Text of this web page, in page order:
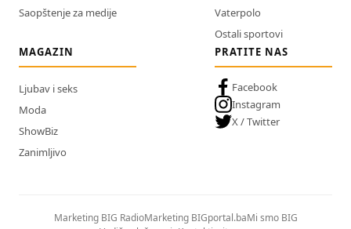
Saopštenje za medije
Vaterpolo
Ostali sportovi
MAGAZIN
Ljubav i seks
Moda
ShowBiz
Zanimljivo
PRATITE NAS
Facebook
Instagram
X / Twitter
Marketing BIG RadioMarketing BIGportal.baMi smo BIG